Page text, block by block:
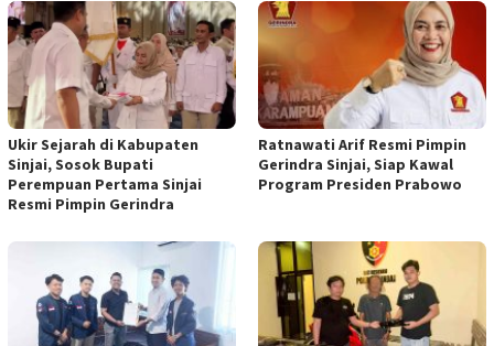
Ukir Sejarah di Kabupaten
Sinjai, Sosok Bupati
Perempuan Pertama Sinjai
Resmi Pimpin Gerindra
Ratnawati Arif Resmi Pimpin
Gerindra Sinjai, Siap Kawal
Program Presiden Prabowo